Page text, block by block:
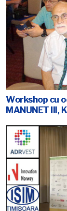
Workshop cu
MANUNET III,